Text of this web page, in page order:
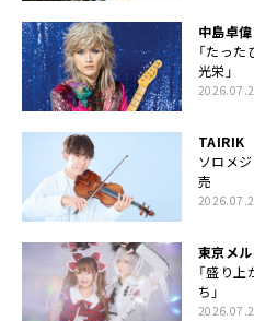
中島卓偉
「たっ
光栄」
TAIRIK
ソロメ
売
東京メ
「盛り上
ち」